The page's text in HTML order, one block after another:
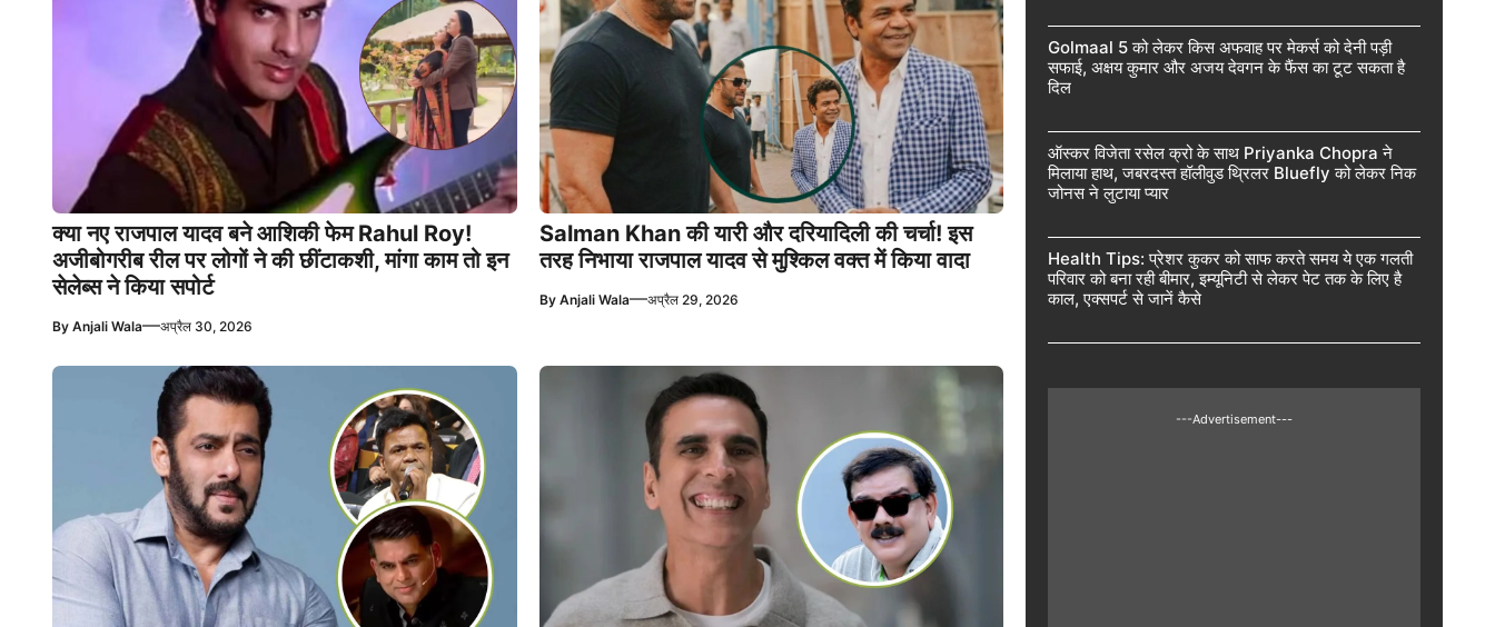
क्या नए राजपाल यादव बने आशिकी फेम Rahul Roy!
अजीबोगरीब रील पर लोगों ने की छींटाकशी, मांगा काम तो इन
सेलेब्स ने किया सपोर्ट
By Anjali Wala—अप्रैल 30, 2026
Salman Khan की यारी और दरियादिली की चर्चा! इस
तरह निभाया राजपाल यादव से मुश्किल वक्त में किया वादा
By Anjali Wala—अप्रैल 29, 2026
Golmaal 5 को लेकर किस अफवाह पर मेकर्स को देनी पड़ी
सफाई, अक्षय कुमार और अजय देवगन के फैंस का टूट सकता है
दिल
ऑस्कर विजेता रसेल क्रो के साथ Priyanka Chopra ने
मिलाया हाथ, जबरदस्त हॉलीवुड थ्रिलर Bluefly को लेकर निक
जोनस ने लुटाया प्यार
Health Tips: प्रेशर कुकर को साफ करते समय ये एक गलती
परिवार को बना रही बीमार, इम्यूनिटी से लेकर पेट तक के लिए है
काल, एक्सपर्ट से जानें कैसे
---Advertisement---